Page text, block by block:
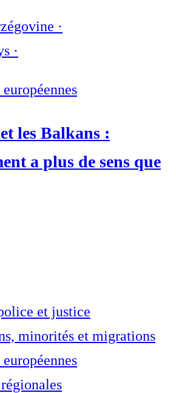
·
·
les Balkans :
a plus de sens que
et justice
minorités et migrations